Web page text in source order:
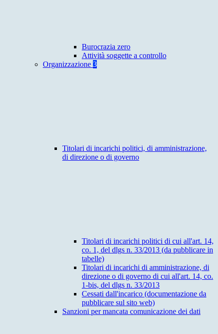
Burocrazia zero
Attività soggette a controllo
Organizzazione 3
Titolari di incarichi politici, di amministrazione,
di direzione o di governo
Titolari di incarichi politici di cui all'art. 14,
co. 1, del dlgs n. 33/2013 (da pubblicare in
tabelle)
Titolari di incarichi di amministrazione, di
direzione o di governo di cui all'art. 14, co.
1-bis, del dlgs n. 33/2013
Cessati dall'incarico (documentazione da
pubblicare sul sito web)
Sanzioni per mancata comunicazione dei dati